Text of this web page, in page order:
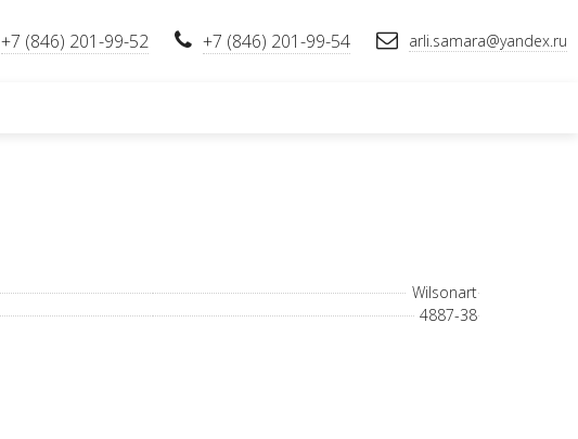
+7 (846) 201-99-52 +7 (846) 201-99-54 arli.samara@yandex.ru
Wilsonart
4887-38